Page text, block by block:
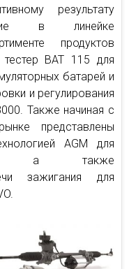
результату
в линейке
продуктов
BAT 115 для
батарей и
и регулирования
Также начиная с
представлены
AGM для
а также
зажигания для